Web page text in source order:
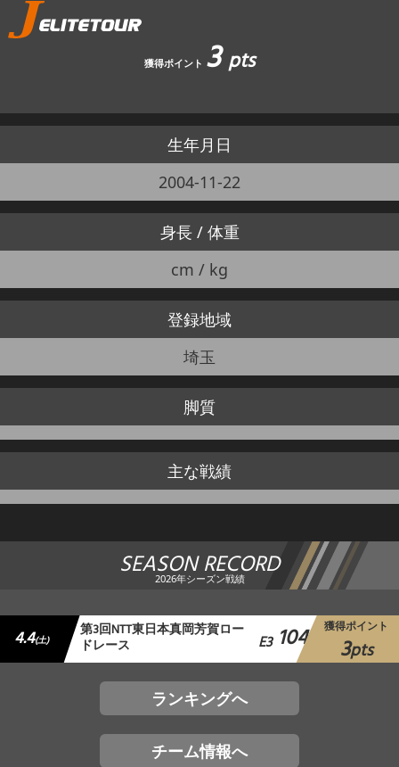
獲得ポイント 3pts
生年月日
2004-11-22
身長 / 体重
cm / kg
登録地域
埼玉
脚質
主な戦績
SEASON RECORD
2026年シーズン戦績
4.4(土) 第3回NTT東日本真岡芳賀ロー
ドレース E3 104 獲得ポイント
3pts
ランキングへ
チーム情報へ